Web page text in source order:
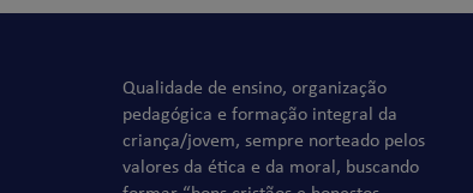
Qualidade de ensino, organização
pedagógica e formação integral da
criança/jovem, sempre norteado pelos
valores da ética e da moral, buscando